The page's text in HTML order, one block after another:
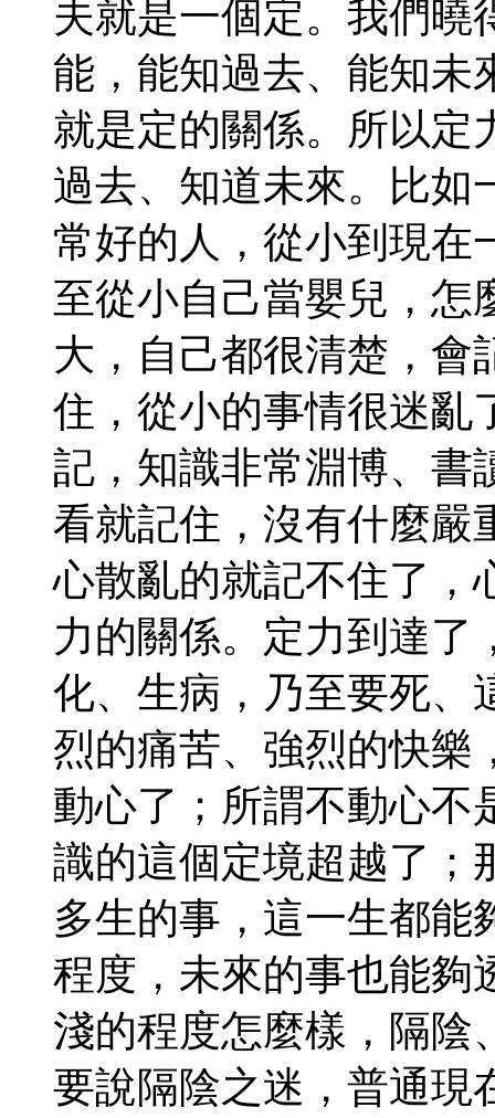
夫就是一個定。我們曉
能，能知過去、能知未
就是定的關係。所以定
過去、知道未來。比如
常好的人，從小到現在
至從小自己當嬰兒，怎
大，自己都很清楚，會
住，從小的事情很迷亂
記，知識非常淵博、書
看就記住，沒有什麼
心散亂的就記不住了，
力的關係。定力到達了
化、生病，乃至要死、
烈的痛苦、強烈的快樂
動心了；所謂不動心不
識的這個定境超越了；
多生的事，這一生都能
程度，未來的事也能夠
淺的程度怎麼樣，隔陰
要說隔陰之迷，普通現